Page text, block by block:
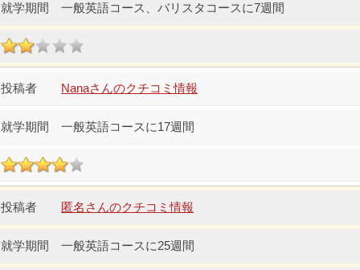
一般英語コース、バリスタコースに7週間
Nanaさんのクチコミ情報
一般英語コースに17週間
匿名さんのクチコミ情報
一般英語コースに25週間